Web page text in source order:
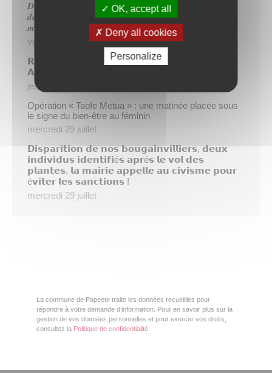
𝑫𝒆𝒖𝒙 𝒔𝒂𝒑𝒆𝒖𝒓𝒔-𝒑𝒐𝒎𝒑𝒊𝒆𝒓𝒔 𝒅𝒆 𝑷𝒂𝒑𝒆𝒆𝒕𝒆 𝒂𝒖𝒙 𝒄𝒐̂𝒕𝒆́𝒔 𝒅𝒖
𝒅𝒆́𝒕𝒂𝒄𝒉𝒆𝒎𝒆𝒏𝒕 𝒑𝒐𝒍𝒚𝒏𝒆́𝒔𝒊𝒆𝒏 𝒆𝒏 𝒓𝒆𝒏𝒇𝒐𝒓𝒕 𝒅𝒆𝒔 𝒆́𝒒𝒖𝒊𝒑𝒆𝒔
𝒎𝒐𝒃𝒊𝒍𝒊𝒔𝒆́𝒆𝒔 𝒅𝒂𝒏𝒔 𝒍’𝑯𝒆𝒙𝒂𝒈𝒐𝒏𝒆
vendredi 31 juillet
𝗥é𝘂𝗻𝗶𝗼𝗻 𝗱’𝗶𝗻𝗳𝗼𝗿𝗺𝗮𝘁𝗶𝗼𝗻 𝘀𝘂𝗿 𝗹𝗮 𝗳𝗶𝗹𝗶è𝗿𝗲
𝗔𝗴𝗿𝗶𝗰𝗼𝗹𝗲
jeudi 30 juillet
Opération « Taofe Metua » : une matinée placée sous
le signe du bien-être au féminin
mercredi 29 juillet
𝗗𝗶𝘀𝗽𝗮𝗿𝗶𝘁𝗶𝗼𝗻 𝗱𝗲 𝗻𝗼𝘀 𝗯𝗼𝘂𝗴𝗮𝗶𝗻𝘃𝗶𝗹𝗹𝗶𝗲𝗿𝘀, 𝗱𝗲𝘂𝘅
𝗶𝗻𝗱𝗶𝘃𝗶𝗱𝘂𝘀 𝗶𝗱𝗲𝗻𝘁𝗶𝗳𝗶é𝘀 𝗮𝗽𝗿é𝘀 𝗹𝗲 𝘃𝗼𝗹 𝗱𝗲𝘀
𝗽𝗹𝗮𝗻𝘁𝗲𝘀, 𝗹𝗮 𝗺𝗮𝗶𝗿𝗶𝗲 𝗮𝗽𝗽𝗲𝗹𝗹𝗲 𝗮𝘂 𝗰𝗶𝘃𝗶𝘀𝗺𝗲 𝗽𝗼𝘂𝗿
é𝘃𝗶𝘁𝗲𝗿 𝗹𝗲𝘀 𝘀𝗮𝗻𝗰𝘁𝗶𝗼𝗻𝘀 !
mercredi 29 juillet
La commune de Papeete traite les données recueillies pour
répondre à votre demande d’information. Pour en savoir plus sur la
gestion de vos données personnelles et pour exercer vos droits,
consultez la Politique de confidentialité
OK, accept all
Deny all cookies
Personalize